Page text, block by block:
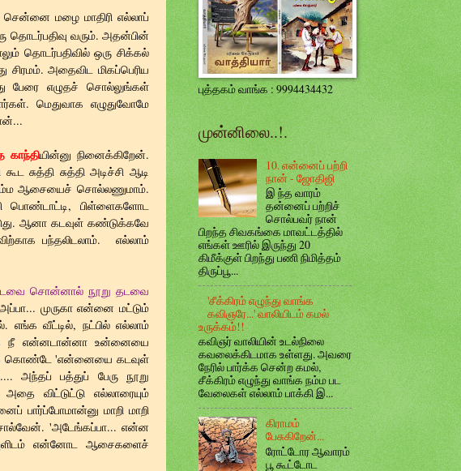
மழை மாதிரி எல்லாப்
தொடர்பதிவு வரும். அதன்பின்
தொடர்பதிவில் ஒரு சிக்கல்
அதைவிட மிகப்பெரிய
பேரை எழுதச் சொல்லுங்கள்
மெதுவாக எழுதுவோமே
காந்தியின்னு நினைக்கிறேன்.
சுத்தி சுத்தி அடிச்சி ஆடி
ஆசையைச் சொல்லணுமாம்.
பொண்டாட்டி, பிள்ளைகளோட
ஆனா கடவுள் கண்டுக்கவே
பந்தலிடலாம். எல்லாம்
சொன்னால் நூறு தடவை
முருகா என்னை மட்டும்
வீட்டில், நட்பில் எல்லாம்
நீ என்னடான்னா உன்னையை
கொண்டே 'என்னையை கடவுள்
அந்தப் பத்துப் பேரு நூறு
விட்டுட்டு எல்லாரையும்
பார்ப்போமான்னு மாறி மாறி
சொல்வேன். 'அடேங்கப்பா... என்ன
என்னோட ஆசைகளைச்
புத்தகம் வாங்க : 9994434432
முன்னிலை..!.
10. என்னைப் பற்றி
நான் - ஜோதிஜி
இ ந்த வாரம்
தன்னைப் பற்றிச்
சொல்பவர் நான்
பிறந்த சிவகங்கை மாவட்டத்தில்
எங்கள் ஊரில் இருந்து 20
கிமீக்குள் பிறந்து பணி நிமித்தம்
திருப்பூ...
'சீக்கிரம் எழுந்து வாங்க
கவிஞரே...' வாலியிடம் கமல்
உருக்கம்!!
கவிஞர் வாலியின் உடல்நிலை
கவலைக்கிடமாக உள்ளது. அவரை
நேரில் பார்க்க சென்ற கமல்,
சீக்கிரம் எழுந்து வாங்க நம்ம பட
வேலைகள் எல்லாம் பாக்கி இ...
கிராமம்
பேசுகிறேன்...
ரோட்டோர ஆவாரம்
பூ கூட்டோட